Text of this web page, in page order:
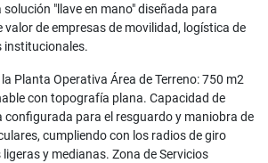
"llave en mano" diseñada para
de empresas de movilidad, logística de
institucionales.
Planta Operativa Área de Terreno: 750 m2
con topografía plana. Capacidad de
configurada para el resguardo y maniobra de
cumpliendo con los radios de giro
y medianas. Zona de Servicios